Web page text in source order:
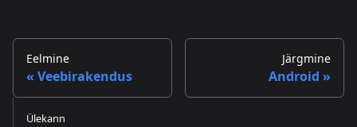
Eelmine
Veebirakendus
Järgmine
Android
Ülekann